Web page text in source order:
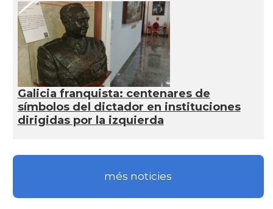
Galicia franquista: centenares de
símbolos del dictador en instituciones
dirigidas por la izquierda
més noticies